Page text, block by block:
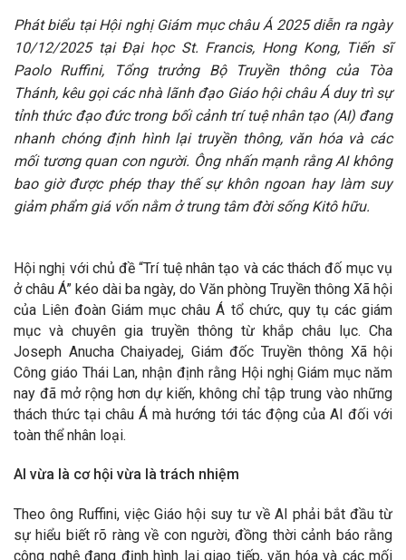
Phát biểu tại Hội nghị Giám mục châu Á 2025 diễn ra ngày
10/12/2025 tại Đại học St. Francis, Hong Kong, Tiến sĩ
Paolo Ruffini, Tổng trưởng Bộ Truyền thông của Tòa
Thánh, kêu gọi các nhà lãnh đạo Giáo hội châu Á duy trì sự
tỉnh thức đạo đức trong bối cảnh trí tuệ nhân tạo (AI) đang
nhanh chóng định hình lại truyền thông, văn hóa và các
mối tương quan con người. Ông nhấn mạnh rằng AI không
bao giờ được phép thay thế sự khôn ngoan hay làm suy
giảm phẩm giá vốn nằm ở trung tâm đời sống Kitô hữu.
Hội nghị với chủ đề “Trí tuệ nhân tạo và các thách đố mục vụ
ở châu Á” kéo dài ba ngày, do Văn phòng Truyền thông Xã hội
của Liên đoàn Giám mục châu Á tổ chức, quy tụ các giám
mục và chuyên gia truyền thông từ khắp châu lục. Cha
Joseph Anucha Chaiyadej, Giám đốc Truyền thông Xã hội
Công giáo Thái Lan, nhận định rằng Hội nghị Giám mục năm
nay đã mở rộng hơn dự kiến, không chỉ tập trung vào những
thách thức tại châu Á mà hướng tới tác động của AI đối với
toàn thể nhân loại.
AI vừa là cơ hội vừa là trách nhiệm
Theo ông Ruffini, việc Giáo hội suy tư về AI phải bắt đầu từ
sự hiểu biết rõ ràng về con người, đồng thời cảnh báo rằng
công nghệ đang định hình lại giao tiếp, văn hóa và các mối